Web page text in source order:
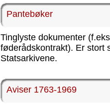
Pantebøker
Tinglyste dokumenter
føderådskontrakt). Er stort
Statsarkivene.
Aviser 1763-1969